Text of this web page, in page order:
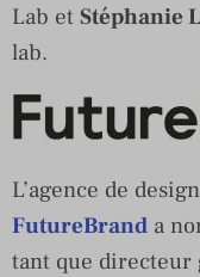
Lab et Stéphanie
lab.
L’agence de
FutureBrand a
tant que directeur